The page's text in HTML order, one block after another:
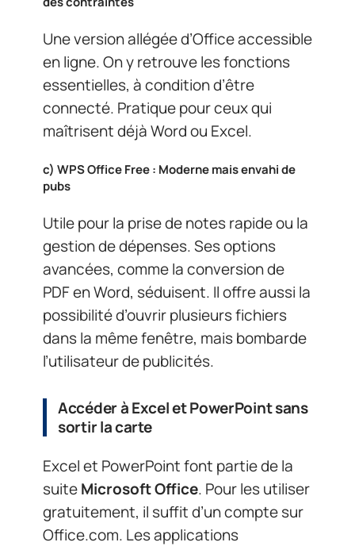
Une version allégée d’Office accessible
en ligne. On y retrouve les fonctions
essentielles, à condition d’être
connecté. Pratique pour ceux qui
maîtrisent déjà Word ou Excel.
c) WPS Office Free : Moderne mais envahi de
pubs
Utile pour la prise de notes rapide ou la
gestion de dépenses. Ses options
avancées, comme la conversion de
PDF en Word, séduisent. Il offre aussi la
possibilité d’ouvrir plusieurs fichiers
dans la même fenêtre, mais bombarde
l’utilisateur de publicités.
Accéder à Excel et PowerPoint sans
sortir la carte
Excel et PowerPoint font partie de la
suiteMicrosoft Office. Pour les utiliser
gratuitement, il suffit d’un compte sur
Office.com. Les applications